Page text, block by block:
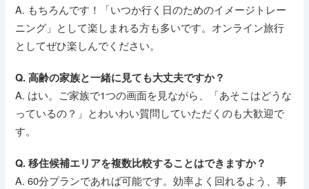
A. もちろんです！「いつか行く日のためのイメージトレー
ニング」として楽しまれる方も多いです。オンライン旅行
としてぜひ楽しんでください。
Q. 高齢の家族と一緒に見ても大丈夫ですか？
A. はい。ご家族で1つの画面を見ながら、「あそこはどうな
っているの？」とわいわい質問していただくのも大歓迎で
す。
Q. 移住候補エリアを複数比較することはできますか？
A. 60分プランであれば可能です。効率よく回れるよう、事